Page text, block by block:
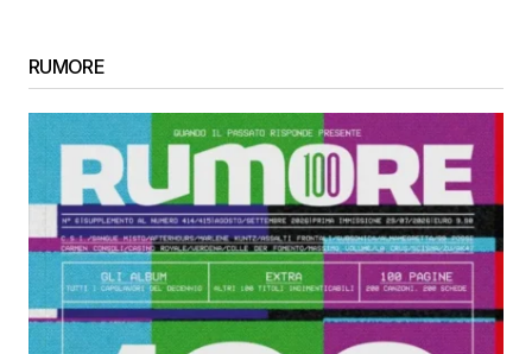
RUMORE